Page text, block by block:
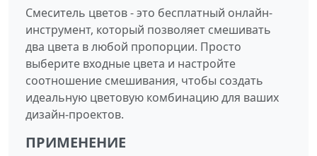
Смеситель цветов - это бесплатный онлайн-
инструмент, который позволяет смешивать
два цвета в любой пропорции. Просто
выберите входные цвета и настройте
соотношение смешивания, чтобы создать
идеальную цветовую комбинацию для ваших
дизайн-проектов.
ПРИМЕНЕНИЕ